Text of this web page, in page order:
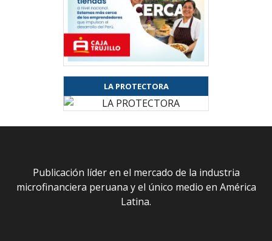
LA PROTECTORA
Publicación líder en el mercado de la industria
microfinanciera peruana y el único medio en América
Latina.